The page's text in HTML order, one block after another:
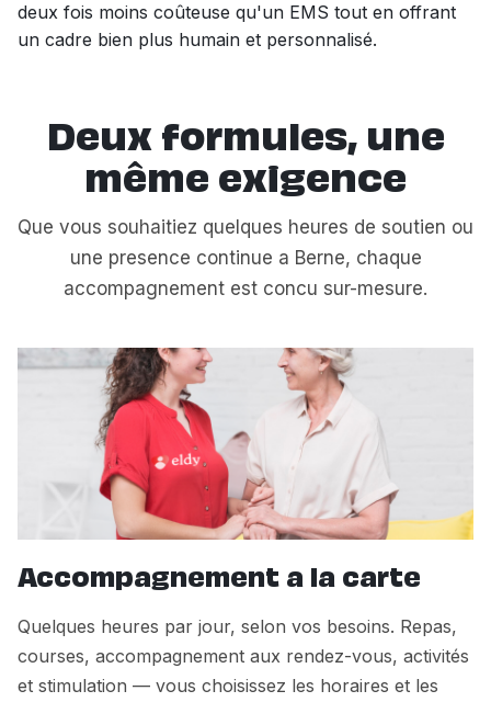
deux fois moins coûteuse qu'un EMS tout en offrant
un cadre bien plus humain et personnalisé.
Deux formules, une
même exigence
Que vous souhaitiez quelques heures de soutien ou
une presence continue a Berne, chaque
accompagnement est concu sur-mesure.
Accompagnement a la carte
Quelques heures par jour, selon vos besoins. Repas,
courses, accompagnement aux rendez-vous, activités
et stimulation — vous choisissez les horaires et les